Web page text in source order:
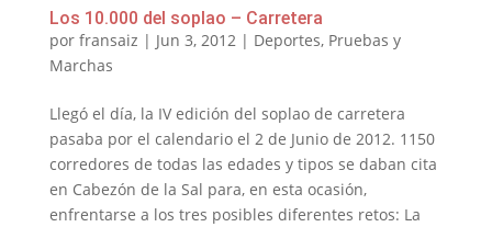
Los 10.000 del soplao – Carretera
por fransaiz | Jun 3, 2012 | Deportes, Pruebas y
Marchas
Llegó el día, la IV edición del soplao de carretera
pasaba por el calendario el 2 de Junio de 2012. 1150
corredores de todas las edades y tipos se daban cita
en Cabezón de la Sal para, en esta ocasión,
enfrentarse a los tres posibles diferentes retos: La